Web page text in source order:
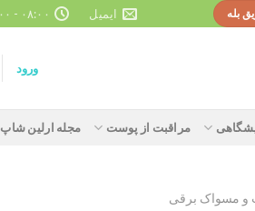
بله ایمیل ۰۸:۰۰ - ۲۰:۰۰
ورود
مراقبت از پوست مجله ارلین شاپ
و مسواک برقی